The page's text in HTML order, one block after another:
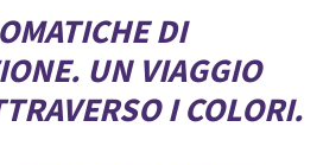
DI
UN VIAGGIO
I COLORI.